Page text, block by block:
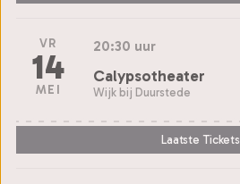
VR
14
MEI
20:30 uur
Calypsotheater
Wijk bij Duurstede
Laatste Tickets